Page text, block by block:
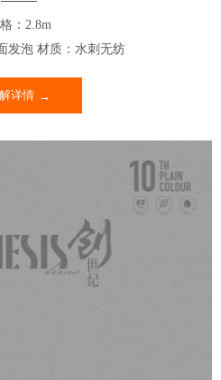
：2.8m
发泡 材质：水刺无纺
详情